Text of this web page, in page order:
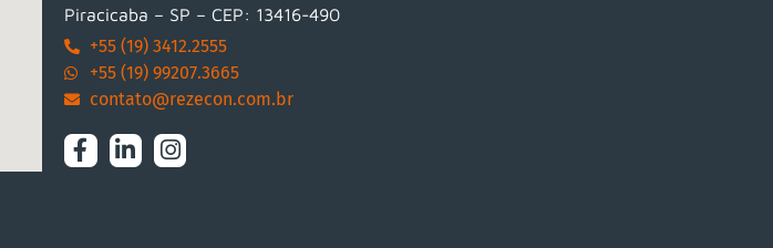
Piracicaba – SP – CEP: 13416-490
+55 (19) 3412.2555
+55 (19) 99207.3665
contato@rezecon.com.br